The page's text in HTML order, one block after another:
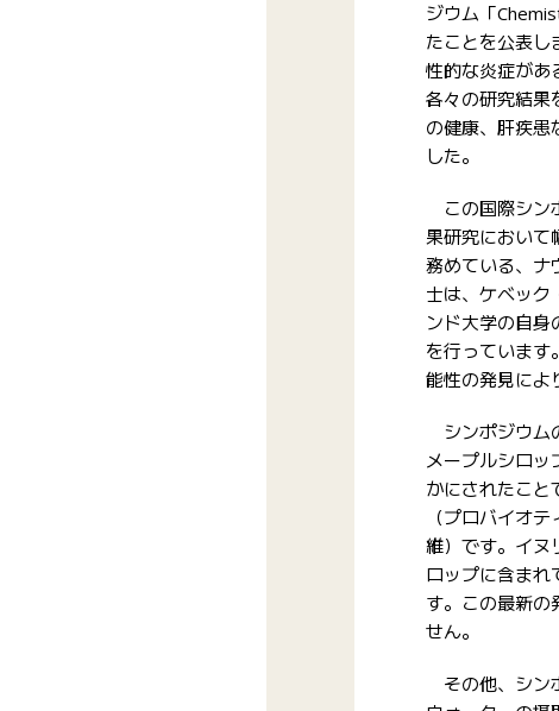
ジウム「
たことを公表し
性的な炎症があ
各々の研究結果
の健康、肝疾患
した。
この国際シン
果研究において
務めている、ナ
士は、ケベック
ンド大学の自
を行っています
能性の発見によ
シンポジウム
メープルシロッ
かにされたこと
（プロバイオ
維）です。イヌ
ロップに含まれ
す。この最新の
せん。
その他、シン